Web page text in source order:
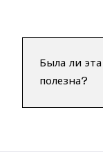
Была ли
полезна?